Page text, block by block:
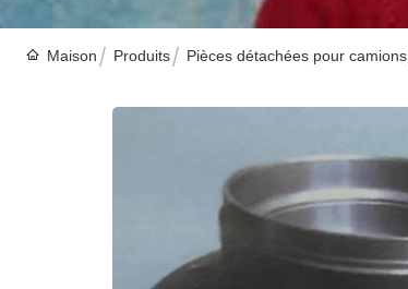
Maison Produits Pièces détachées pour camions